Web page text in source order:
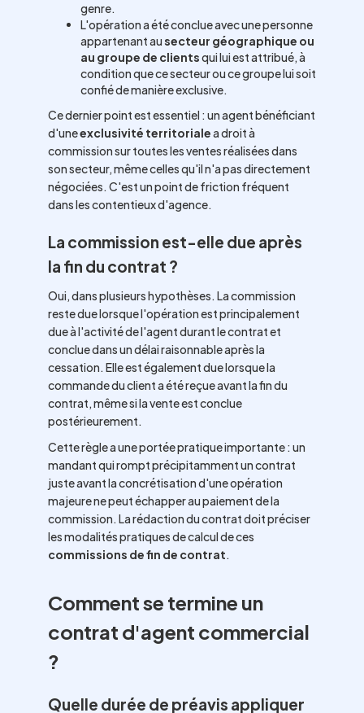
genre.
L'opération a été conclue avec une personne
appartenant ausecteur géographique ou
au groupe de clientsqui lui est attribué, à
condition que ce secteur ou ce groupe lui soit
confié de manière exclusive.
Ce dernier point est essentiel : un agent bénéficiant
d'uneexclusivité territorialea droit à
commission sur toutes les ventes réalisées dans
son secteur, même celles qu'il n'a pas directement
négociées. C'est un point de friction fréquent
dans les contentieux d'agence.
La commission est-elle due après
la fin du contrat ?
Oui, dans plusieurs hypothèses. La commission
reste due lorsque l'opération est principalement
due à l'activité de l'agent durant le contrat et
conclue dans un délai raisonnable après la
cessation. Elle est également due lorsque la
commande du client a été reçue avant la fin du
contrat, même si la vente est conclue
postérieurement.
Cette règle a une portée pratique importante : un
mandant qui rompt précipitamment un contrat
juste avant la concrétisation d'une opération
majeure ne peut échapper au paiement de la
commission. La rédaction du contrat doit préciser
les modalités pratiques de calcul de ces
commissions de fin de contrat.
Comment se termine un
contrat d'agent commercial
?
Quelle durée de préavis appliquer